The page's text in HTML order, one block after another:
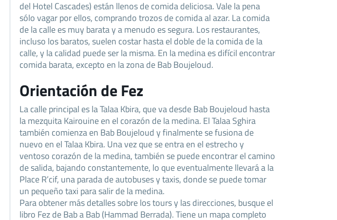
del Hotel Cascades) están llenos de comida deliciosa. Vale la pena
sólo vagar por ellos, comprando trozos de comida al azar. La comida
de la calle es muy barata y a menudo es segura. Los restaurantes,
incluso los baratos, suelen costar hasta el doble de la comida de la
calle, y la calidad puede ser la misma. En la medina es difícil encontrar
comida barata, excepto en la zona de Bab Boujeloud.
Orientación de Fez
La calle principal es la Talaa Kbira, que va desde Bab Boujeloud hasta
la mezquita Kairouine en el corazón de la medina. El Talaa Sghira
también comienza en Bab Boujeloud y finalmente se fusiona de
nuevo en el Talaa Kbira. Una vez que se entra en el estrecho y
ventoso corazón de la medina, también se puede encontrar el camino
de salida, bajando constantemente, lo que eventualmente llevará a la
Place R’cif, una parada de autobuses y taxis, donde se puede tomar
un pequeño taxi para salir de la medina.
Para obtener más detalles sobre los tours y las direcciones, busque el
libro Fez de Bab a Bab (Hammad Berrada). Tiene un mapa completo